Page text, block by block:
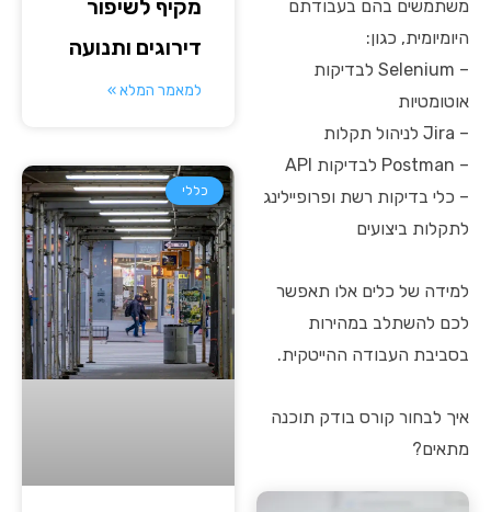
משתמשים בהם בעבודתם
היומיומית, כגון:
– Selenium לבדיקות
אוטומטיות
– Jira לניהול תקלות
– Postman לבדיקות API
– כלי בדיקות רשת ופרופיילינג
לתקלות ביצועים
למידה של כלים אלו תאפשר
לכם להשתלב במהירות
בסביבת העבודה ההייטקית.
איך לבחור קורס בודק תוכנה
מתאים?
מקיף לשיפור
דירוגים ותנועה
למאמר המלא »
כללי